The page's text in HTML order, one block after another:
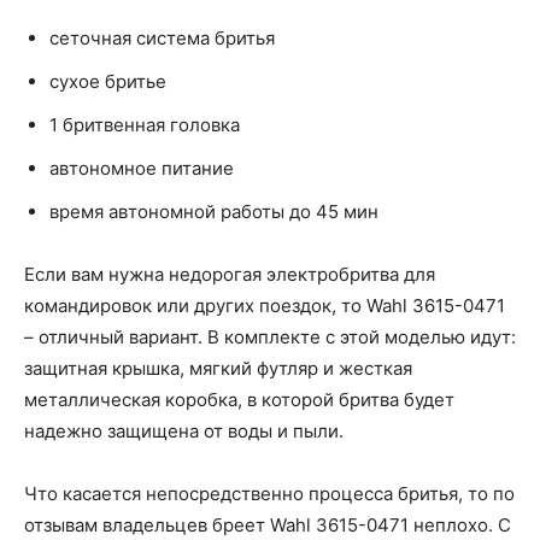
сеточная система бритья
сухое бритье
1 бритвенная головка
автономное питание
время автономной работы до 45 мин
Если вам нужна недорогая электробритва для
командировок или других поездок, то Wahl 3615-0471
– отличный вариант. В комплекте с этой моделью идут:
защитная крышка, мягкий футляр и жесткая
металлическая коробка, в которой бритва будет
надежно защищена от воды и пыли.
Что касается непосредственно процесса бритья, то по
отзывам владельцев бреет Wahl 3615-0471 неплохо. С